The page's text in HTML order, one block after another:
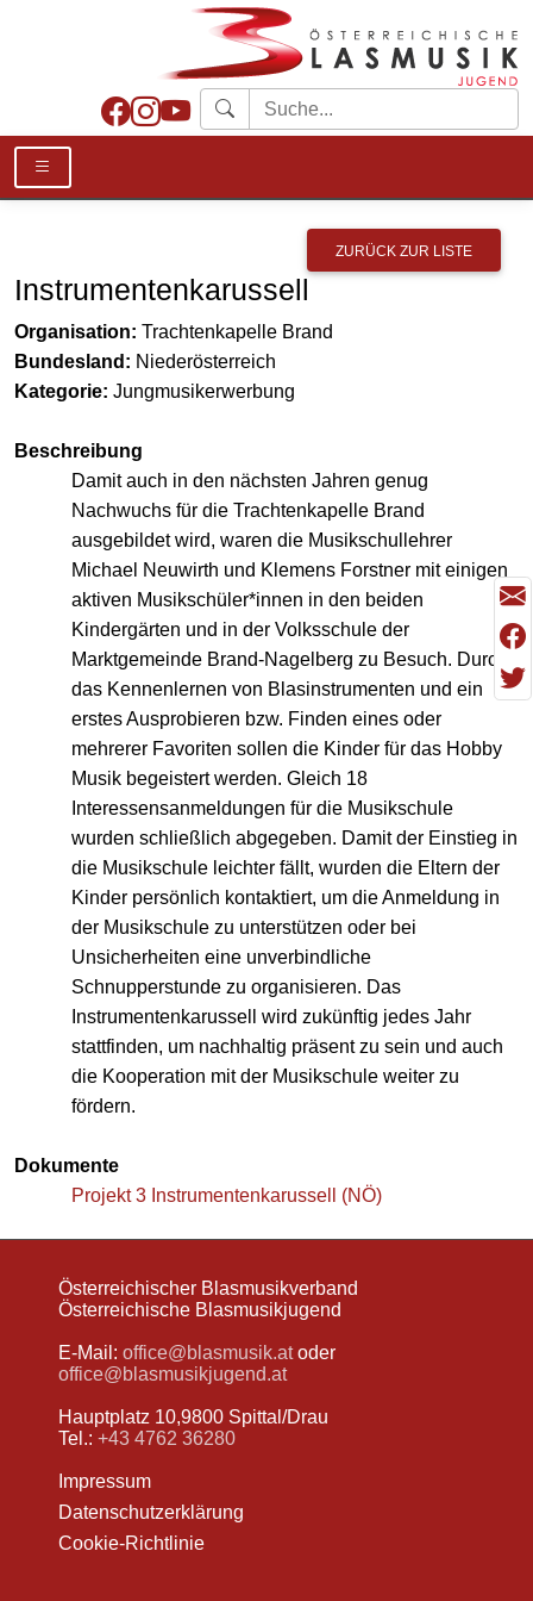
ZURÜCK ZUR LISTE
Instrumentenkarussell
Organisation: Trachtenkapelle Brand
Bundesland: Niederösterreich
Kategorie: Jungmusikerwerbung
Beschreibung
Damit auch in den nächsten Jahren genug
Nachwuchs für die Trachtenkapelle Brand
ausgebildet wird, waren die Musikschullehrer
Michael Neuwirth und Klemens Forstner mit einigen
aktiven Musikschüler*innen in den beiden
Kindergärten und in der Volksschule der
Marktgemeinde Brand-Nagelberg zu Besuch. Durch
das Kennenlernen von Blasinstrumenten und ein
erstes Ausprobieren bzw. Finden eines oder
mehrerer Favoriten sollen die Kinder für das Hobby
Musik begeistert werden. Gleich 18
Interessensanmeldungen für die Musikschule
wurden schließlich abgegeben. Damit der Einstieg in
die Musikschule leichter fällt, wurden die Eltern der
Kinder persönlich kontaktiert, um die Anmeldung in
der Musikschule zu unterstützen oder bei
Unsicherheiten eine unverbindliche
Schnupperstunde zu organisieren. Das
Instrumentenkarussell wird zukünftig jedes Jahr
stattfinden, um nachhaltig präsent zu sein und auch
die Kooperation mit der Musikschule weiter zu
fördern.
Dokumente
Projekt 3 Instrumentenkarussell (NÖ)
Österreichischer Blasmusikverband
Österreichische Blasmusikjugend
E-Mail: office@blasmusik.atoder
office@blasmusikjugend.at
Hauptplatz 10,9800 Spittal/Drau
Tel.: +43 4762 36280
Impressum
Datenschutzerklärung
Cookie-Richtlinie